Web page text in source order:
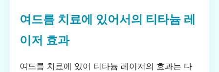
여드름 치료에 있어서의 티타늄 레
이저 효과
여드름 치료에 있어 티타늄 레이저의 효과는 다